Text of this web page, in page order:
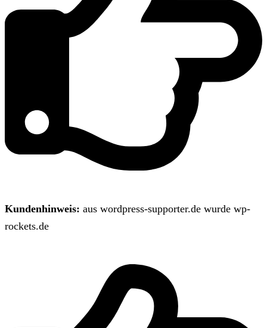
Kundenhinweis: aus wordpress-supporter.de wurde wp-
rockets.de